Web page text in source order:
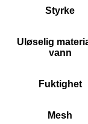
Styrke
Uløselig
vann
Fuktighet
Mesh